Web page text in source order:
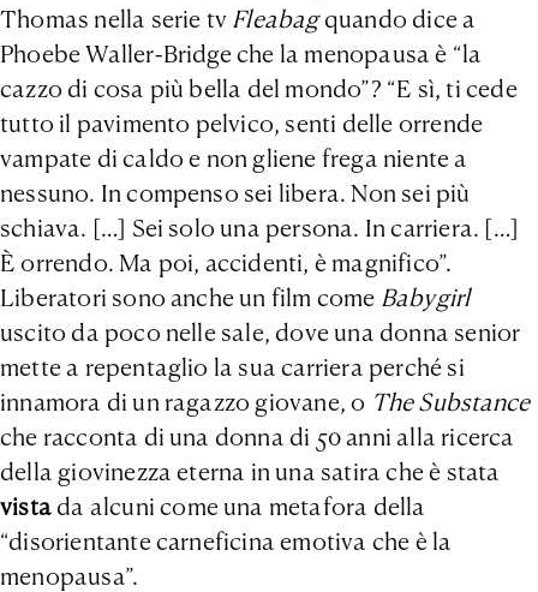
Thomas nella serie tv Fleabagquando dice a
Phoebe Waller-Bridge che la menopausa è “la
cazzo di cosa più bella del mondo”? “E sì, ti cede
tutto il pavimento pelvico, senti delle orrende
vampate di caldo e non gliene frega niente a
nessuno. In compenso sei libera. Non sei più
schiava. […] Sei solo una persona. In carriera. […]
È orrendo. Ma poi, accidenti, è magnifico”.
Liberatori sono anche un film come Babygirl
uscito da poco nelle sale, dove una donna senior
mette a repentaglio la sua carriera perché si
innamora di un ragazzo giovane, o The Substance
che racconta di una donna di 50 anni alla ricerca
della giovinezza eterna in una satira che è stata
vistada alcuni come una metafora della
“disorientante carneficina emotiva che è la
menopausa”.